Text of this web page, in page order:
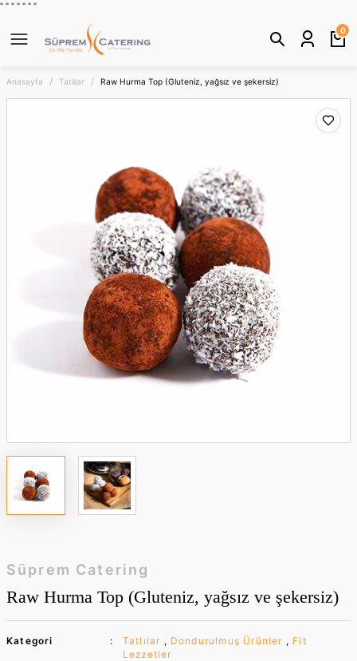
" " " " " " "
0
Anasayfa Tatlılar Raw Hurma Top (Gluteniz, yağsız ve şekersiz)
Süprem Catering
Raw Hurma Top (Gluteniz, yağsız ve şekersiz)
Kategori Tatlılar , Dondurulmuş Ürünler , Fit
Lezzetler